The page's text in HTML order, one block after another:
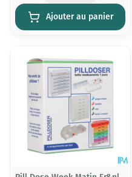
Ajouter au panier